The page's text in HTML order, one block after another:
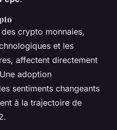
crypto monnaies,
et les
affectent directement
adoption
sentiments changeants
à la trajectoire de